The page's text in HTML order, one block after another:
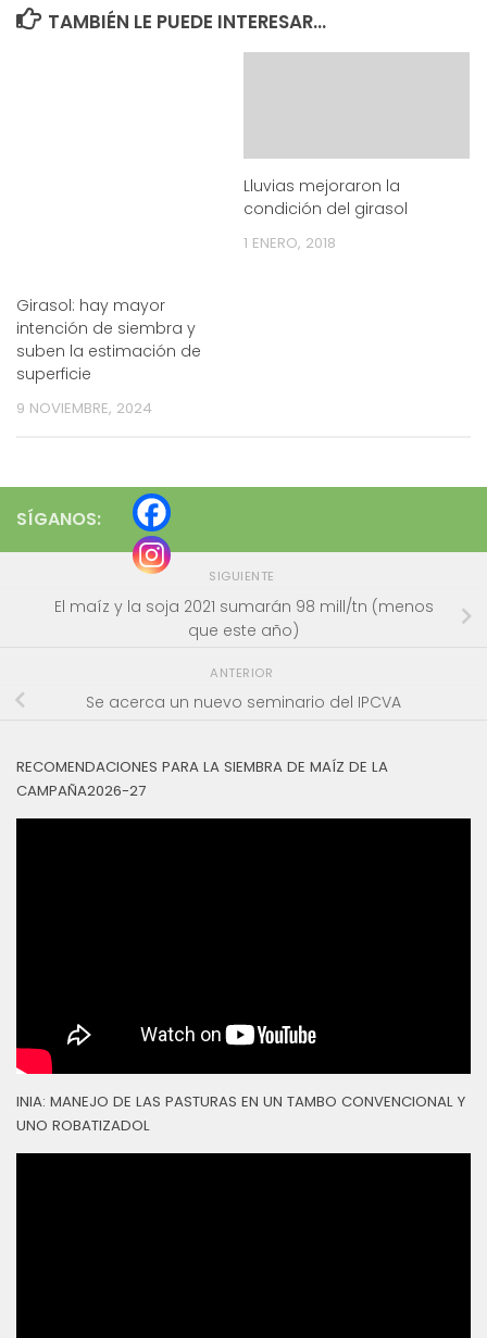
TAMBIÉN LE PUEDE INTERESAR...
Girasol: hay mayor
intención de siembra y
suben la estimación de
superficie
9 NOVIEMBRE, 2024
Lluvias mejoraron la
condición del girasol
1 ENERO, 2018
SÍGANOS:
SIGUIENTE
El maíz y la soja 2021 sumarán 98 mill/tn (menos
que este año)
ANTERIOR
Se acerca un nuevo seminario del IPCVA
RECOMENDACIONES PARA LA SIEMBRA DE MAÍZ DE LA
CAMPAÑA2026-27
INIA: MANEJO DE LAS PASTURAS EN UN TAMBO CONVENCIONAL Y
UNO ROBATIZADOL